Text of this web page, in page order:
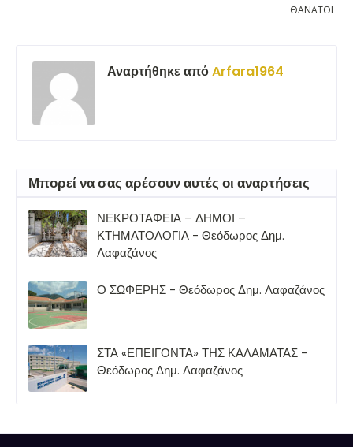
ΘΑΝΑΤΟΙ
Αναρτήθηκε απόArfara1964
Μπορεί να σας αρέσουν αυτές οι αναρτήσεις
ΝΕΚΡΟΤΑΦΕΙΑ – ΔΗΜΟΙ –
ΚΤΗΜΑΤΟΛΟΓΙΑ - Θεόδωρος Δημ.
Λαφαζάνος
Ο ΣΩΦΕΡΗΣ - Θεόδωρος Δημ. Λαφαζάνος
ΣΤΑ «ΕΠΕΙΓΟΝΤΑ» ΤΗΣ ΚΑΛΑΜΑΤΑΣ -
Θεόδωρος Δημ. Λαφαζάνος